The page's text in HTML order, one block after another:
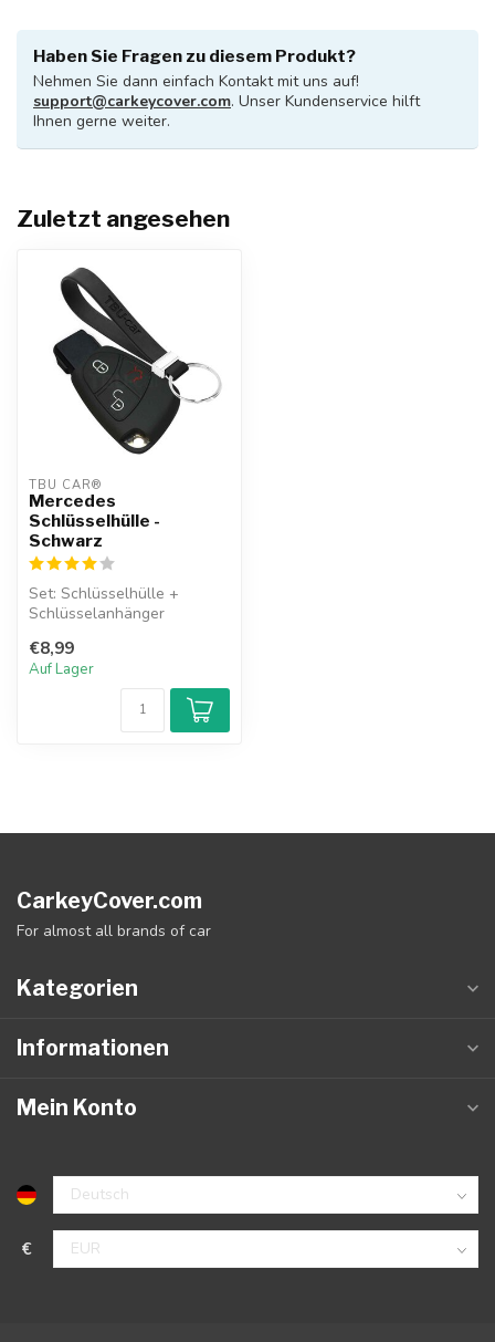
Haben Sie Fragen zu diesem Produkt?
Nehmen Sie dann einfach Kontakt mit uns auf!
support@carkeycover.com. Unser Kundenservice hilft
Ihnen gerne weiter.
Zuletzt angesehen
TBU CAR®
Mercedes
Schlüsselhülle -
Schwarz
Set: Schlüsselhülle +
Schlüsselanhänger
€8,99
Auf Lager
CarkeyCover.com
For almost all brands of car
Kategorien
Informationen
Mein Konto
€